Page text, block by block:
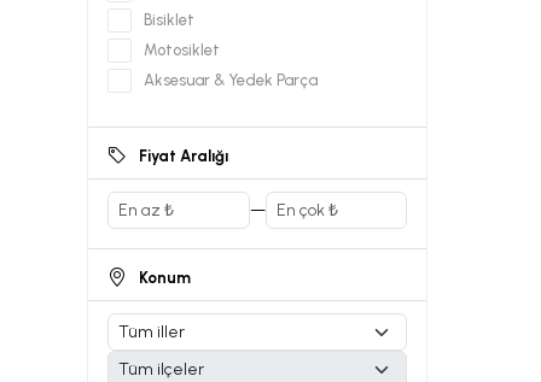
Bisiklet
Motosiklet
Aksesuar & Yedek Parça
Fiyat Aralığı
—
Konum